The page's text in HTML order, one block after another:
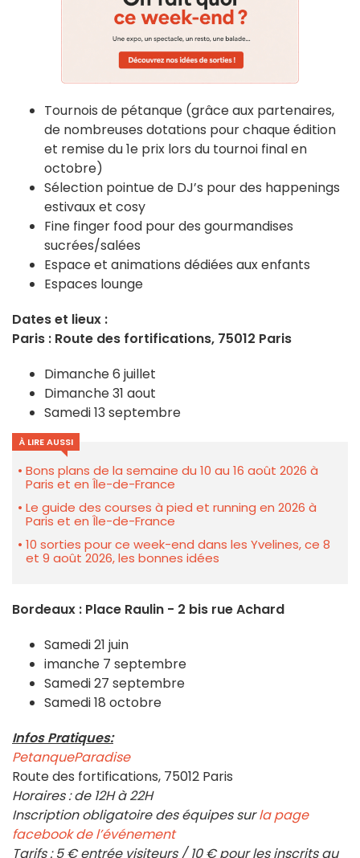
Tournois de pétanque (grâce aux partenaires,
de nombreuses dotations pour chaque édition
et remise du 1e prix lors du tournoi final en
octobre)
Sélection pointue de DJ’s pour des happenings
estivaux et cosy
Fine finger food pour des gourmandises
sucrées/salées
Espace et animations dédiées aux enfants
Espaces lounge
Dates et lieux :
Paris : Route des fortifications, 75012 Paris
Dimanche 6 juillet
Dimanche 31 aout
Samedi 13 septembre
À LIRE AUSSI
Bons plans de la semaine du 10 au 16 août 2026 à
Paris et en Île-de-France
Le guide des courses à pied et running en 2026 à
Paris et en Île-de-France
10 sorties pour ce week-end dans les Yvelines, ce 8
et 9 août 2026, les bonnes idées
Bordeaux : Place Raulin - 2 bis rue Achard
Samedi 21 juin
imanche 7 septembre
Samedi 27 septembre
Samedi 18 octobre
Infos Pratiques:
PetanqueParadise
Route des fortifications, 75012 Paris
Horaires : de 12H à 22H
Inscription obligatoire des équipes surla page
facebook de l’événement
Tarifs : 5 € entrée visiteurs / 10 € pour les inscrits au